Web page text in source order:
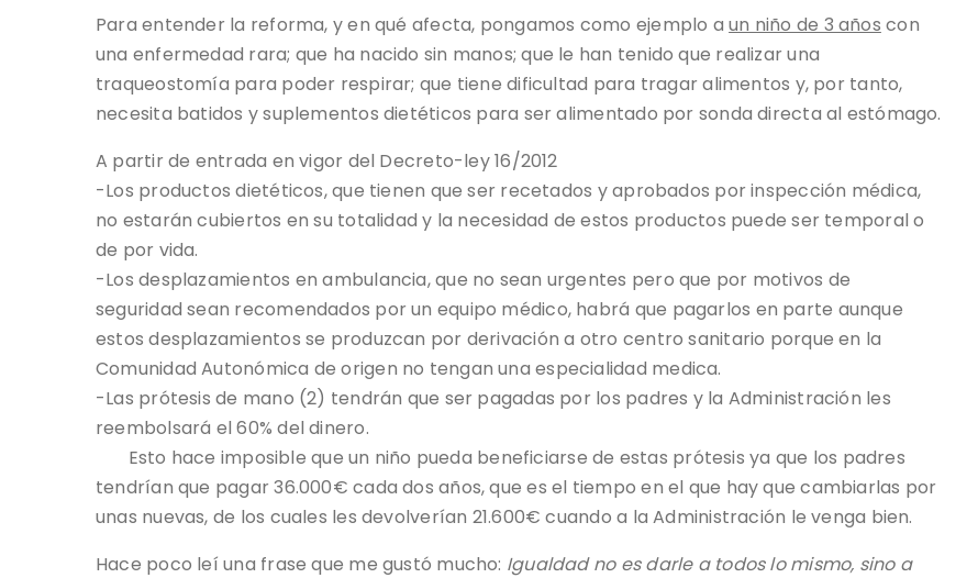
Para entender la reforma, y en qué afecta, pongamos como ejemplo aun niño de 3 años con
una enfermedad rara; que ha nacido sin manos; que le han tenido que realizar una
traqueostomía para poder respirar; que tiene dificultad para tragar alimentos y, por tanto,
necesita batidos y suplementos dietéticos para ser alimentado por sonda directa al estómago.
A partir de entrada en vigor del Decreto-ley 16/2012
-Los productos dietéticos, que tienen que ser recetados y aprobados por inspección médica,
no estarán cubiertos en su totalidad y la necesidad de estos productos puede ser temporal o
de por vida.
-Los desplazamientos en ambulancia, que no sean urgentes pero que por motivos de
seguridad sean recomendados por un equipo médico, habrá que pagarlos en parte aunque
estos desplazamientos se produzcan por derivación a otro centro sanitario porque en la
Comunidad Autonómica de origen no tengan una especialidad medica.
-Las prótesis de mano (2) tendrán que ser pagadas por los padres y la Administración les
reembolsará el 60% del dinero.
Esto hace imposible que un niño pueda beneficiarse de estas prótesis ya que los padres
tendrían que pagar 36.000€ cada dos años, que es el tiempo en el que hay que cambiarlas por
unas nuevas, de los cuales les devolverían 21.600€ cuando a la Administración le venga bien.
Hace poco leí una frase que me gustó mucho: Igualdad no es darle a todos lo mismo, sino a